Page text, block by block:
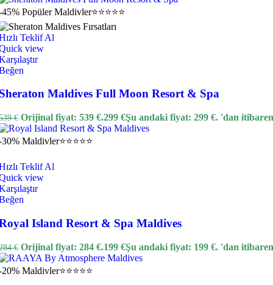
45% Popüler Maldivler⭐⭐⭐⭐⭐
Teklif Al
view
Maldives Full Moon Resort & Spa
€ Orijinal fiyat: 539 €.299 €Şu andaki fiyat: 299 €. 'dan itibaren
30% Maldivler⭐⭐⭐⭐⭐
Teklif Al
view
Island Resort & Spa Maldives
€ Orijinal fiyat: 284 €.199 €Şu andaki fiyat: 199 €. 'dan itibaren
20% Maldivler⭐⭐⭐⭐⭐